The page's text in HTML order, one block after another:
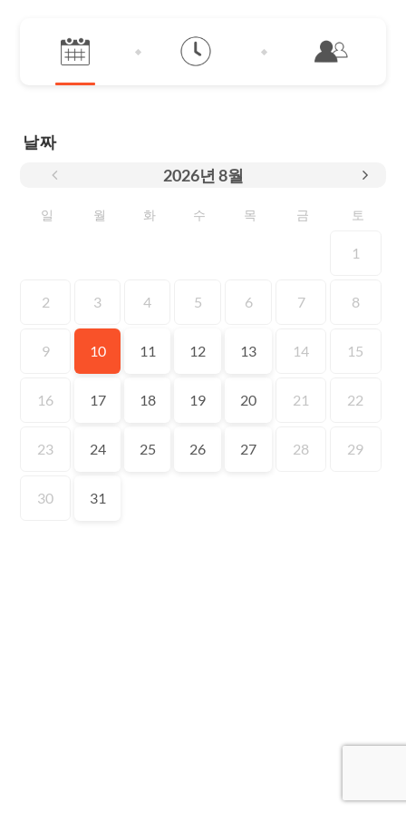
날짜
2026년 8월
일 월 화 수 목 금 토
1
2 3 4 5 6 7 8
9 10 11 12 13 14 15
16 17 18 19 20 21 22
23 24 25 26 27 28 29
30 31